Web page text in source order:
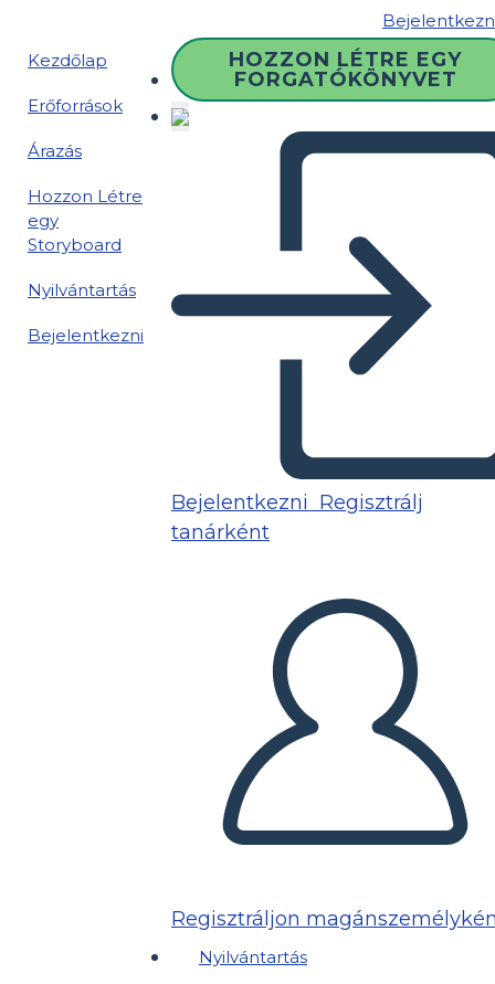
Kezdőlap
Erőforrások
Árazás
Hozzon Létre
egy
Storyboard
Nyilvántartás
Bejelentkezni
HOZZON LÉTRE EGY
FORGATÓKÖNYVET
Bejelentkezni Regisztrálj
tanárként
Regisztráljon
Nyilvántartás